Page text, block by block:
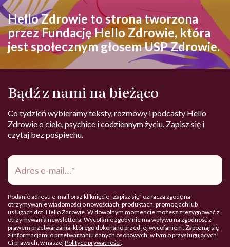
Hello Zdrowie to strona tworzona
przez Fundację Hello Zdrowie, która
jest społecznym głosem USP Zdrowie.
Bądź z nami na bieżąco
Co tydzień wybieramy teksty, rozmowy i podcasty Hello
Zdrowie o ciele, psychice i codziennym życiu. Zapisz się i
czytaj bez pośpiechu.
Adres
mail*
Podanie adresu e-mail oraz kliknięcie „Zapisz się” oznacza zgodę na
otrzymywanie wiadomości o nowościach, produktach, promocjach lub
usługach dot. Hello Zdrowie. W dowolnym momencie możesz zrezygnować z
otrzymywania newslettera. Wycofanie zgody nie ma wpływu na zgodność z
prawem przetwarzania, którego dokonano przed jej wycofaniem. Zapoznaj się
z informacjami o przetwarzaniu danych osobowych, w tym o przysługujących
Ci prawach, w naszejPolityce prywatności.